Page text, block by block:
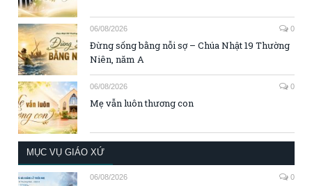
06/08/2026 0
Đừng sống bằng nỗi sợ – Chúa Nhật 19 Thường
Niên, năm A
06/08/2026 0
Mẹ vẫn luôn thương con
MỤC VỤ GIÁO XỨ
06/08/2026 0